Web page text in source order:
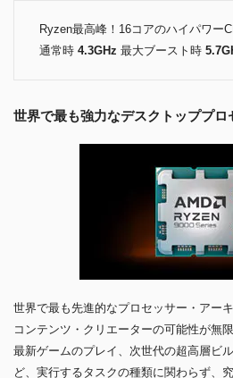
Ryzen最高峰！16コアのハイパワー
通常時 4.3GHz 最大ブースト時
世界で最も強力なデスクトッププロ
世界で最も先進的なプロセッサー・アー
コンテンツ・クリエーターの可能性が無
最新ゲームのプレイ、次世代の超高層ビ
ど、実行するタスクの種類に関わらず、